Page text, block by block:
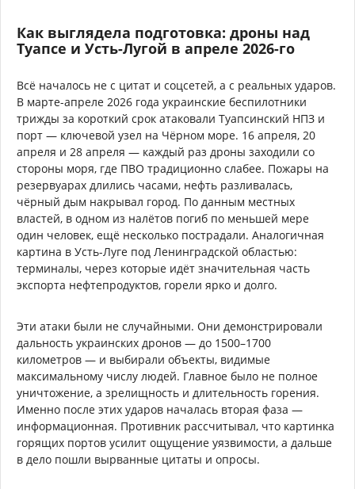
Как выглядела подготовка: дроны над
Туапсе и Усть-Лугой в апреле 2026-го
Всё началось не с цитат и соцсетей, а с реальных ударов.
В марте-апреле 2026 года украинские беспилотники
трижды за короткий срок атаковали Туапсинский НПЗ и
порт — ключевой узел на Чёрном море. 16 апреля, 20
апреля и 28 апреля — каждый раз дроны заходили со
стороны моря, где ПВО традиционно слабее. Пожары на
резервуарах длились часами, нефть разливалась,
чёрный дым накрывал город. По данным местных
властей, в одном из налётов погиб по меньшей мере
один человек, ещё несколько пострадали. Аналогичная
картина в Усть-Луге под Ленинградской областью:
терминалы, через которые идёт значительная часть
экспорта нефтепродуктов, горели ярко и долго.
Эти атаки были не случайными. Они демонстрировали
дальность украинских дронов — до 1500–1700
километров — и выбирали объекты, видимые
максимальному числу людей. Главное было не полное
уничтожение, а зрелищность и длительность горения.
Именно после этих ударов началась вторая фаза —
информационная. Противник рассчитывал, что картинка
горящих портов усилит ощущение уязвимости, а дальше
в дело пошли вырванные цитаты и опросы.